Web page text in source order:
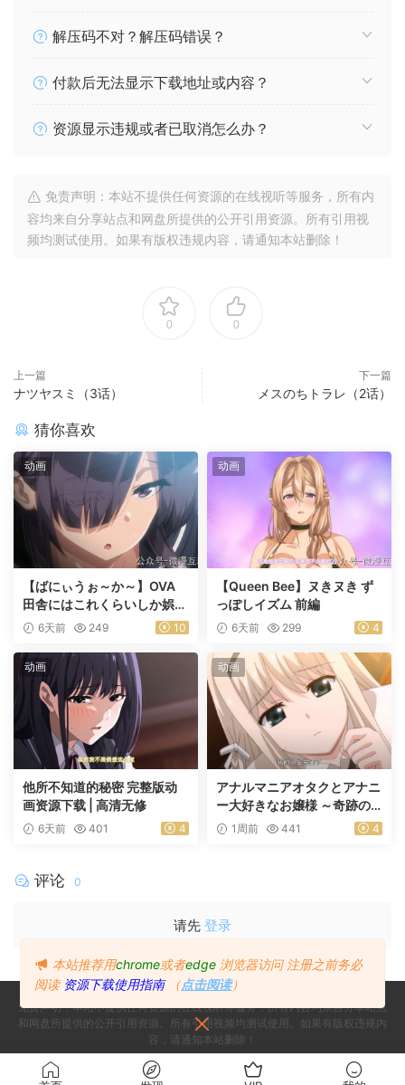
解压码不对？解压码错误？
付款后无法显示下载地址或内容？
资源显示违规或者已取消怎么办？
免责声明：本站不提供任何资源的在线视听等服务，所有内
容均来自分享站点和网盘所提供的公开引用资源。所有引用视
频均测试使用。如果有版权违规内容，请通知本站删除！
0 0
上一篇
ナツヤスミ（3话）
下一篇
メスのちトラレ（2话）
猜你喜欢
动画
【ばにぃうぉ～か～】OVA
田舎にはこれくらいしか娯楽
がない ＃1乡下几乎没有娱乐
6天前 249 10
动画
【Queen Bee】ヌきヌき ず
っぽしイズム 前編
6天前 299 4
动画
他所不知道的秘密 完整版动
画资源下载 | 高清无修
6天前 401 4
动画
アナルマニアオタクとアナニ
ー大好きなお嬢様 ～奇跡の
マッチング～ 前編
1周前 441 4
评论 0
请先 登录
免责声明：本站不提供任何资源的在线视听等服务，所有内容均来自分享站点
和网盘所提供的公开引用资源。所有引用视频均测试使用。如果有版权违规内
容，请通知本站删除！
Copyright © 2024 Since 2024, Build with ♥ 萌番 - All rights reserved
本站推荐用chrome或者edge 浏览器访问 注册之前务必
阅读 资源下载使用指南 （点击阅读）